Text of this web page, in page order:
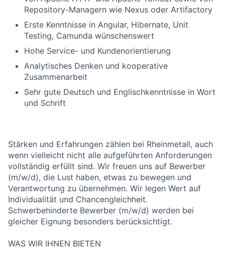
Repository-Managern wie Nexus oder Artifactory
Erste Kenntnisse in Angular, Hibernate, Unit
Testing, Camunda wünschenswert
Hohe Service- und Kundenorientierung
Analytisches Denken und kooperative
Zusammenarbeit
Sehr gute Deutsch und Englischkenntnisse in Wort
und Schrift
Stärken und Erfahrungen zählen bei Rheinmetall, auch
wenn vielleicht nicht alle aufgeführten Anforderungen
vollständig erfüllt sind. Wir freuen uns auf Bewerber
(m/w/d), die Lust haben, etwas zu bewegen und
Verantwortung zu übernehmen. Wir legen Wert auf
Individualität und Chancengleichheit.
Schwerbehinderte Bewerber (m/w/d) werden bei
gleicher Eignung besonders berücksichtigt.
WAS WIR IHNEN BIETEN